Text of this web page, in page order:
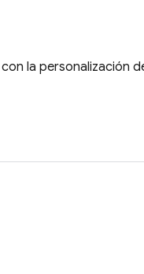
la personalización